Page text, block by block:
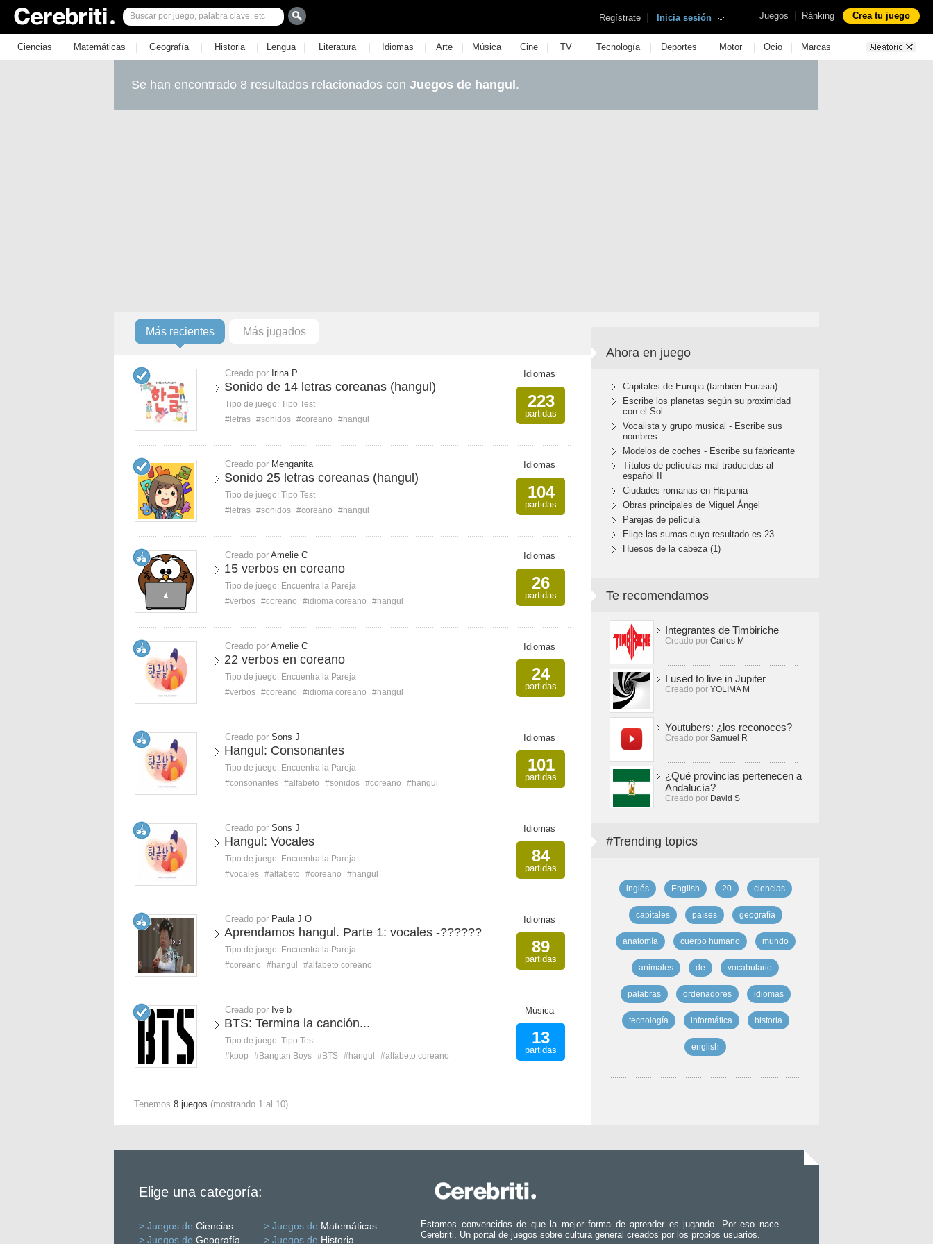
Juegos | Ránking Crea tu juego
Regístrate | Inicia sesión
Ciencias | Matemáticas | Geografía | Historia | Lengua | Literatura | Idiomas | Arte | Música | Cine | TV | Tecnología | Deportes | Motor | Ocio | Marcas
Se han encontrado 8 resultados relacionados con Juegos de hangul .
Más recientes Más jugados
Creado por Irina P
Sonido de 14 letras coreanas (hangul)
Tipo de juego: Tipo Test
#letras #sonidos #coreano #hangul
Idiomas
223
partidas
Creado por Menganita
Sonido 25 letras coreanas (hangul)
Tipo de juego: Tipo Test
#letras #sonidos #coreano #hangul
Idiomas
104
partidas
Creado por Amelie C
15 verbos en coreano
Tipo de juego: Encuentra la Pareja
#verbos #coreano #idioma coreano #hangul
Idiomas
26
partidas
Creado por Amelie C
22 verbos en coreano
Tipo de juego: Encuentra la Pareja
#verbos #coreano #idioma coreano #hangul
Idiomas
24
partidas
Creado por Sons J
Hangul: Consonantes
Tipo de juego: Encuentra la Pareja
#consonantes #alfabeto #sonidos #coreano #hangul
Idiomas
101
partidas
Creado por Sons J
Hangul: Vocales
Tipo de juego: Encuentra la Pareja
#vocales #alfabeto #coreano #hangul
Idiomas
84
partidas
Creado por Paula J O
Aprendamos hangul. Parte 1: vocales -??????
Tipo de juego: Encuentra la Pareja
#coreano
#hangul #alfabeto coreano
Idiomas
89
partidas
Creado por Ive b
BTS: Termina la canción...
Tipo de juego: Tipo Test
#kpop
#Bangtan Boys #BTS #hangul #alfabeto coreano
Música
13
partidas
Tenemos 8 juegos (mostrando 1 al 10)
Ahora en juego
Capitales de Europa (también Eurasia)
Escribe los planetas según su proximidad
con el Sol
Vocalista y grupo musical - Escribe sus
nombres
Modelos de coches - Escribe su fabricante
Títulos de películas mal traducidas al
español II
Ciudades romanas en Hispania
Obras principales de Miguel Ángel
Parejas de película
Elige las sumas cuyo resultado es 23
Huesos de la cabeza (1)
Te recomendamos
Integrantes de Timbiriche
Creado por Carlos M
I used to live in Jupiter
Creado por YOLIMA M
Youtubers: ¿los reconoces?
Creado por Samuel R
¿Qué provincias pertenecen a
Andalucía?
Creado por David S
#Trending topics
inglés English 20 ciencias
capitales países geografía
anatomía cuerpo humano mundo
animales de vocabulario
palabras ordenadores idiomas
tecnología informática historia
english
Elige una categoría:
> Juegos de Ciencias > Juegos de Matemáticas
> Juegos de Geografía > Juegos de Historia
Estamos convencidos de que la mejor forma de aprender es jugando. Por eso nace
Cerebriti. Un portal de juegos sobre cultura general creados por los propios usuarios.